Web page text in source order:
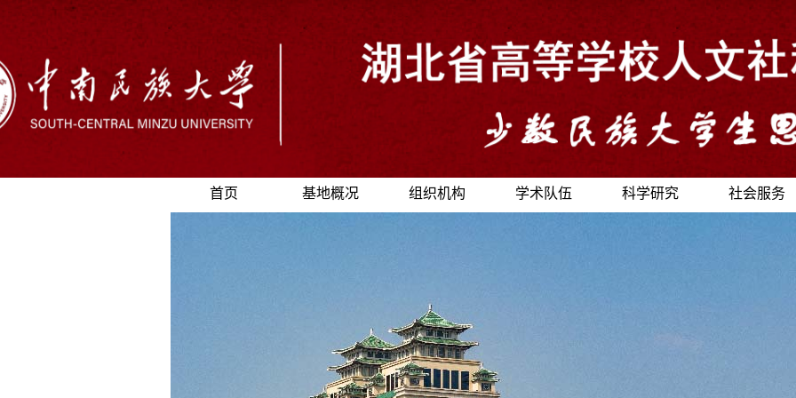
首页 基地概况 组织机构 学术队伍 科学研究 社会服务